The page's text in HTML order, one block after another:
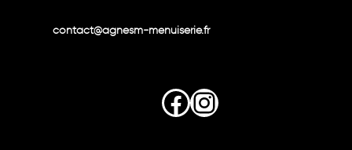
contact@agnesm-menuiserie.fr
Facebook
Instagram